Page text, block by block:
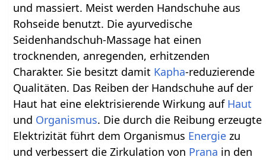
und massiert. Meist werden Handschuhe aus
Rohseide benutzt. Die ayurvedische
Seidenhandschuh-Massage hat einen
trocknenden, anregenden, erhitzenden
Charakter. Sie besitzt damit Kapha-reduzierende
Qualitäten. Das Reiben der Handschuhe auf der
Haut hat eine elektrisierende Wirkung auf Haut
und Organismus. Die durch die Reibung erzeugte
Elektrizität führt dem Organismus Energie zu
und verbessert die Zirkulation von Prana in den